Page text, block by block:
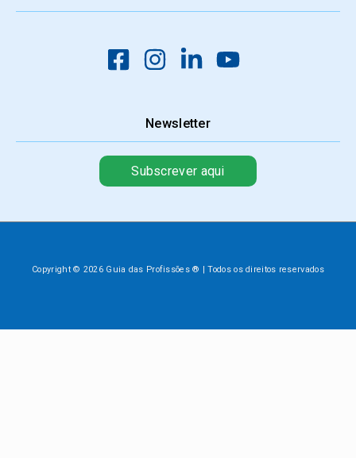
Newsletter
Subscrever aqui
Copyright © 2026 Guia das Profissões ® | Todos os direitos reservados